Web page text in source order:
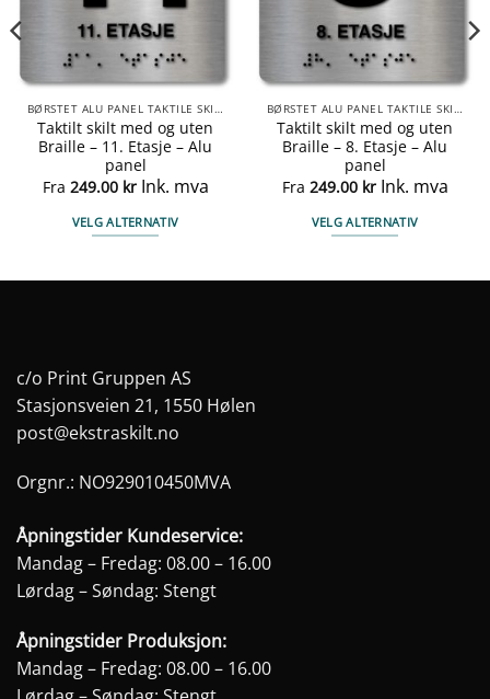
BØRSTET ALU PANEL TAKTILE SKILTER
Taktilt skilt med og uten
Braille – 11. Etasje – Alu
panel
Fra 249.00 kr Ink. mva
VELG ALTERNATIV
kan
velges
på
BØRSTET ALU PANEL TAKTILE SKILTER
Taktilt skilt med og uten
Braille – 8. Etasje – Alu
panel
Fra 249.00 kr Ink. mva
VELG ALTERNATIV
c/o Print Gruppen AS
Stasjonsveien 21, 1550 Hølen
post@ekstraskilt.no
Orgnr.: NO929010450MVA
Åpningstider Kundeservice:
Mandag – Fredag: 08.00 – 16.00
Lørdag – Søndag: Stengt
Åpningstider Produksjon:
Mandag – Fredag: 08.00 – 16.00